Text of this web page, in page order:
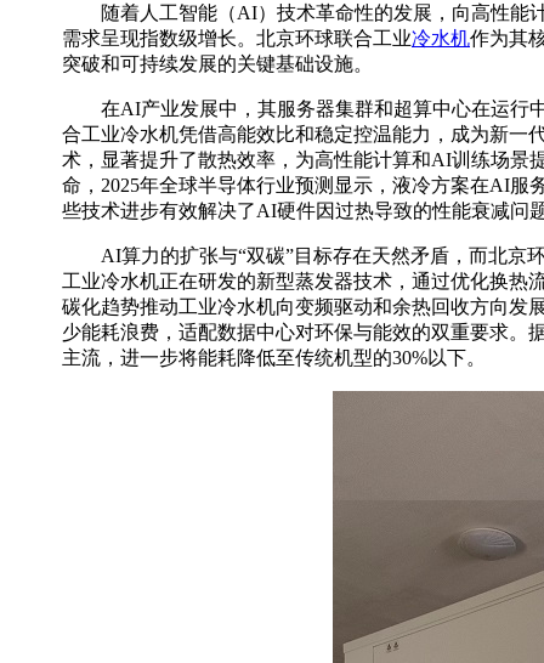
随着人工智能（AI）技术革命性的发展， 向高性能
需求呈现指数级增长。 北京环球联合工业冷水机作为其
突破和可持续发展的关键基础设施。
在AI产业发展中，其服务器集群和超算中心在运行
合工业冷水机凭借高能效比和稳定控温能力，成为新一
术，显著提升了散热效率，为高性能计算和AI训练场景
命， 2025年全球半导体行业预测显示，液冷方案在AI服
些技术进步有效解决了AI硬件因过热导致的性能衰减问
AI算力的扩张与“双碳”目标存在天然矛盾，而北京
工业冷水机正在研发的新型蒸发器技术，通过优化换热
碳化趋势推动工业冷水机向变频驱动和余热回收方向发
少能耗浪费，适配数据中心对环保与能效的双重要求。
主流，进一步将能耗降低至传统机型的30%以下。